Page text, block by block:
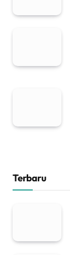
Terbaru